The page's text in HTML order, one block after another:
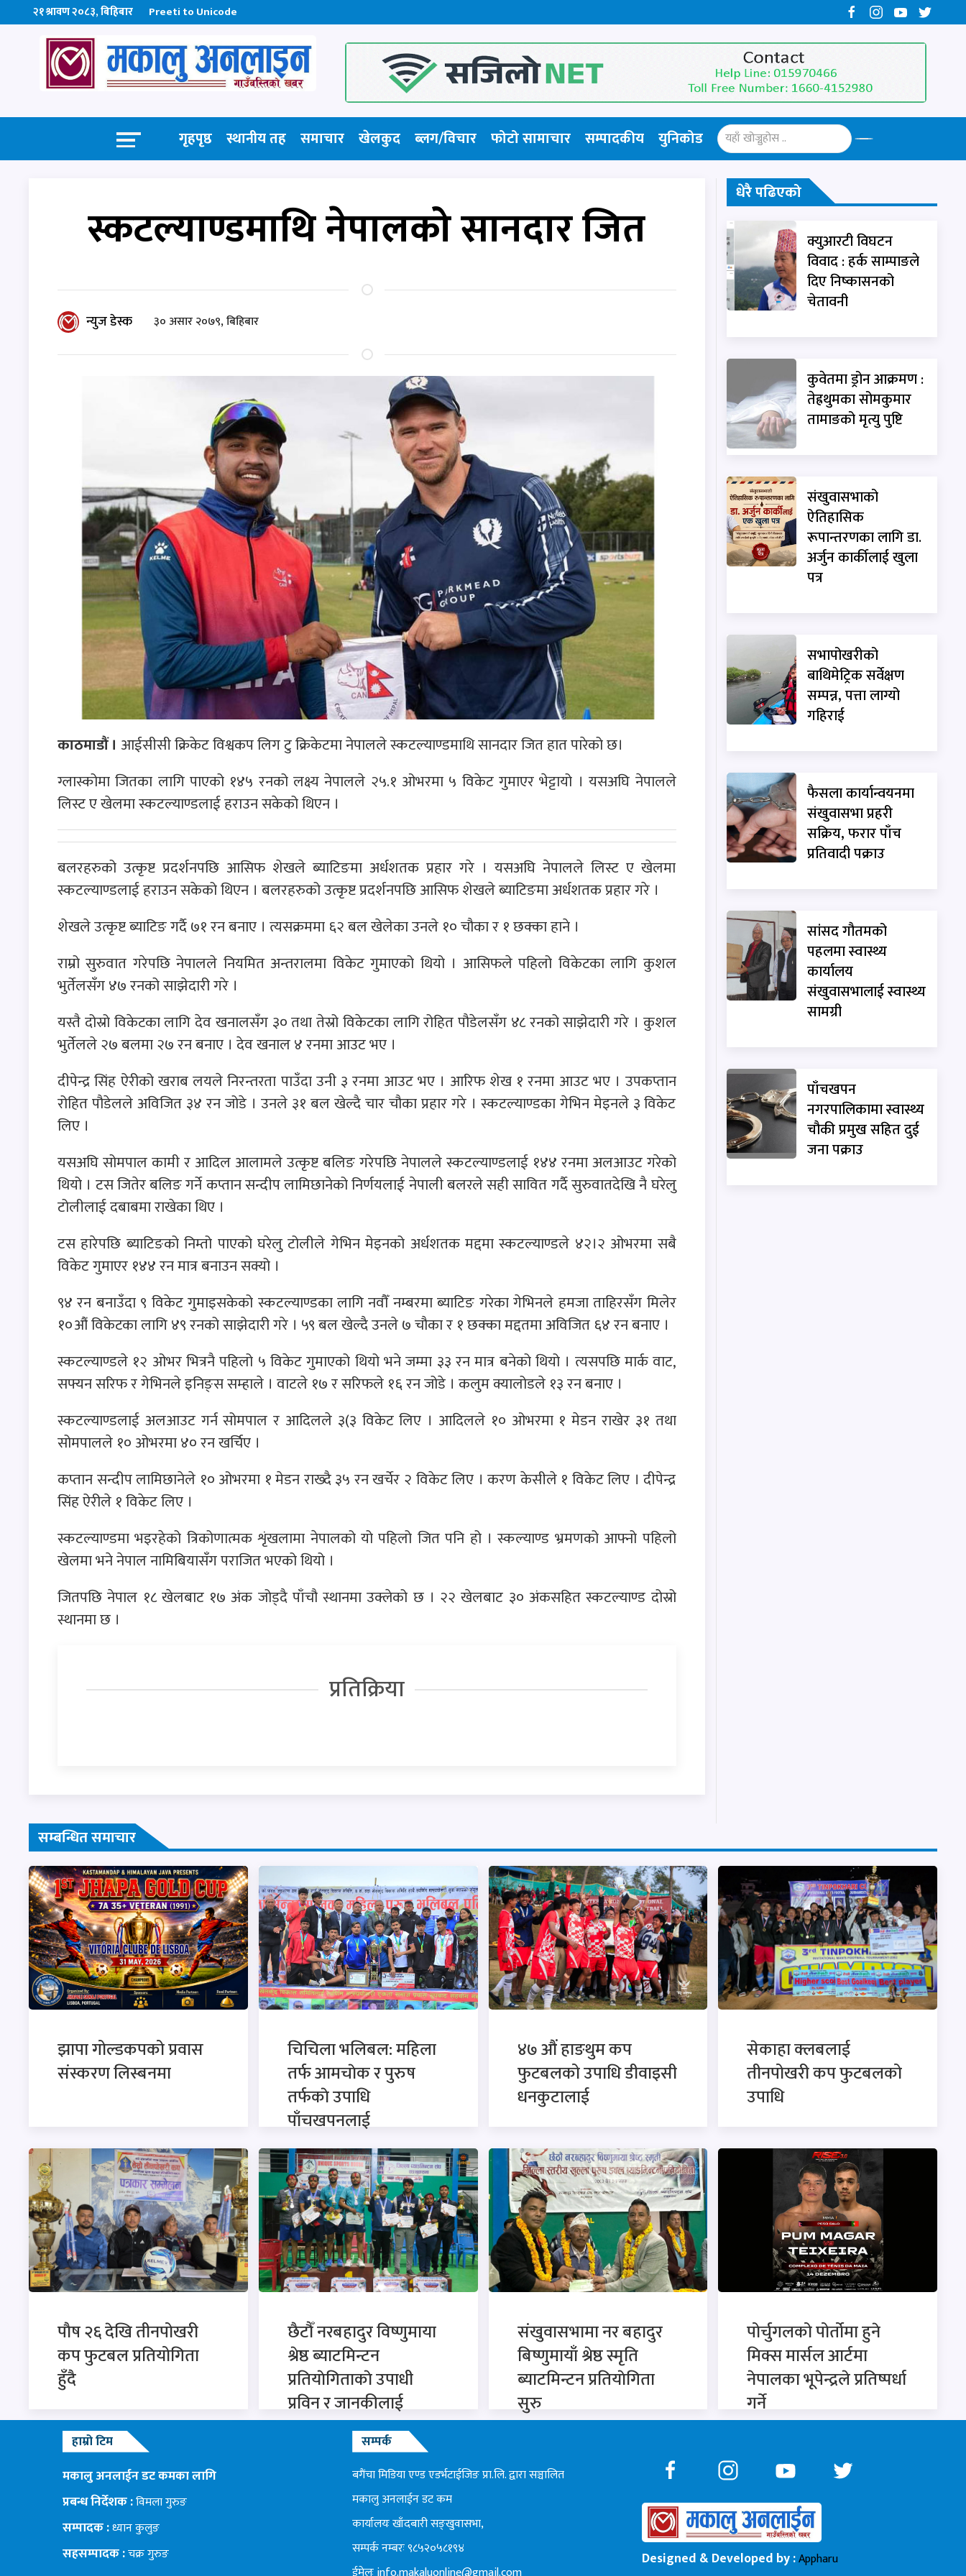
२१ श्रावण २०८३, बिहिबार Preeti to Unicode
गृहपृष्ठ स्थानीय तह समाचार खेलकुद ब्लग/विचार फोटो सामाचार​ सम्पादकीय युनिकोड
स्कटल्याण्डमाथि नेपालको सानदार जित
न्युज डेस्क ३० असार २०७९, बिहिबार
काठमाडौं । आईसीसी क्रिकेट विश्वकप लिग टु क्रिकेटमा नेपालले स्कटल्याण्डमाथि सानदार जित हात पारेको छ।
ग्लास्कोमा जितका लागि पाएको १४५ रनको लक्ष्य नेपालले २५.१ ओभरमा ५ विकेट गुमाएर भेट्टायो । यसअघि नेपालले
लिस्ट ए खेलमा स्कटल्याण्डलाई हराउन सकेको थिएन ।
बलरहरुको उत्कृष्ट प्रदर्शनपछि आसिफ शेखले ब्याटिङमा अर्धशतक प्रहार गरे । यसअघि नेपालले लिस्ट ए खेलमा
स्कटल्याण्डलाई हराउन सकेको थिएन । बलरहरुको उत्कृष्ट प्रदर्शनपछि आसिफ शेखले ब्याटिङमा अर्धशतक प्रहार गरे ।
शेखले उत्कृष्ट ब्याटिङ गर्दै ७१ रन बनाए । त्यसक्रममा ६२ बल खेलेका उनले १० चौका र १ छक्का हाने ।
राम्रो सुरुवात गरेपछि नेपालले नियमित अन्तरालमा विकेट गुमाएको थियो । आसिफले पहिलो विकेटका लागि कुशल
भुर्तेलसँग ४७ रनको साझेदारी गरे ।
यस्तै दोस्रो विकेटका लागि देव खनालसँग ३० तथा तेस्रो विकेटका लागि रोहित पौडेलसँग ४८ रनको साझेदारी गरे । कुशल
भुर्तेलले २७ बलमा २७ रन बनाए । देव खनाल ४ रनमा आउट भए ।
दीपेन्द्र सिंह ऐरीको खराब लयले निरन्तरता पाउँदा उनी ३ रनमा आउट भए । आरिफ शेख १ रनमा आउट भए । उपकप्तान
रोहित पौडेलले अविजित ३४ रन जोडे । उनले ३१ बल खेल्दै चार चौका प्रहार गरे । स्कटल्याण्डका गेभिन मेइनले ३ विकेट
लिए ।
यसअघि सोमपाल कामी र आदिल आलामले उत्कृष्ट बलिङ गरेपछि नेपालले स्कटल्याण्डलाई १४४ रनमा अलआउट गरेको
थियो । टस जितेर बलिङ गर्ने कप्तान सन्दीप लामिछानेको निर्णयलाई नेपाली बलरले सही सावित गर्दै सुरुवातदेखि नै घरेलु
टोलीलाई दबाबमा राखेका थिए ।
टस हारेपछि ब्याटिङको निम्तो पाएको घरेलु टोलीले गेभिन मेइनको अर्धशतक मद्दमा स्कटल्याण्डले ४२।२ ओभरमा सबै
विकेट गुमाएर १४४ रन मात्र बनाउन सक्यो ।
९४ रन बनाउँदा ९ विकेट गुमाइसकेको स्कटल्याण्डका लागि नवौँ नम्बरमा ब्याटिङ गरेका गेभिनले हमजा ताहिरसँग मिलेर
१०औं विकेटका लागि ४९ रनको साझेदारी गरे । ५९ बल खेल्दै उनले ७ चौका र १ छक्का मद्दतमा अविजित ६४ रन बनाए ।
स्कटल्याण्डले १२ ओभर भित्रनै पहिलो ५ विकेट गुमाएको थियो भने जम्मा ३३ रन मात्र बनेको थियो । त्यसपछि मार्क वाट,
सफ्यन सरिफ र गेभिनले इनिङ्स सम्हाले । वाटले १७ र सरिफले १६ रन जोडे । कलुम क्यालोडले १३ रन बनाए ।
स्कटल्याण्डलाई अलआउट गर्न सोमपाल र आदिलले ३(३ विकेट लिए । आदिलले १० ओभरमा १ मेडन राखेर ३१ तथा
सोमपालले १० ओभरमा ४० रन खर्चिए ।
कप्तान सन्दीप लामिछानेले १० ओभरमा १ मेडन राख्दै ३५ रन खर्चेर २ विकेट लिए । करण केसीले १ विकेट लिए । दीपेन्द्र
सिंह ऐरीले १ विकेट लिए ।
स्कटल्याण्डमा भइरहेको त्रिकोणात्मक शृंखलामा नेपालको यो पहिलो जित पनि हो । स्कल्याण्ड भ्रमणको आफ्नो पहिलो
खेलमा भने नेपाल नामिबियासँग पराजित भएको थियो ।
जितपछि नेपाल १८ खेलबाट १७ अंक जोड्दै पाँचौ स्थानमा उक्लेको छ । २२ खेलबाट ३० अंकसहित स्कटल्याण्ड दोस्रो
स्थानमा छ ।
प्रतिक्रिया
धेरै पढिएको
क्युआरटी विघटन
विवाद : हर्क साम्पाङले
दिए निष्कासनको
चेतावनी
कुवेतमा ड्रोन आक्रमण :
तेह्रथुमका सोमकुमार
तामाङको मृत्यु पुष्टि
संखुवासभाको
ऐतिहासिक
रूपान्तरणका लागि डा.
अर्जुन कार्कीलाई खुला
पत्र
सभापोखरीको
बाथिमेट्रिक सर्वेक्षण
सम्पन्न, पत्ता लाग्यो
गहिराई
फैसला कार्यान्वयनमा
संखुवासभा प्रहरी
सक्रिय, फरार पाँच
प्रतिवादी पक्राउ
सांसद गौतमको
पहलमा स्वास्थ्य
कार्यालय
संखुवासभालाई स्वास्थ्य
सामग्री
पाँचखपन
नगरपालिकामा स्वास्थ्य
चौकी प्रमुख सहित दुई
जना पक्राउ
सम्बन्धित समाचार
झापा गोल्डकपको प्रवास
संस्करण लिस्बनमा
चिचिला भलिबल: महिला
तर्फ आमचाेक र पुरुष
तर्फकाे उपाधि
पाँचखपनलाई
४७ औं हाङथुम कप
फुटबलको उपाधि डीवाइसी
धनकुटालाई
सेकाहा क्लबलाई
तीनपोखरी कप फुटबलको
उपाधि
पाैष २६ देखि तीनपोखरी
कप फुटबल प्रतियोगिता
हुँदै
छैटाैँ नरबहादुर विष्णुमाया
श्रेष्ठ ब्याटमिन्टन
प्रतियाेगिताकाे उपाधी
प्रविन र जानकीलाई
संखुवासभामा नर बहादुर
बिष्णुमायाँ श्रेष्ठ स्मृति
ब्याटमिन्टन प्रतियाेगिता
सुरु
पोर्चुगलको पोर्तोमा हुने
मिक्स मार्सल आर्टमा
नेपालका भूपेन्द्रले प्रतिष्पर्धा
गर्ने
हाम्रो टिम
मकालु अनलाईन डट कमका लागि
प्रबन्ध निर्देशक :विमला गुरुङ
सम्पादक :ध्यान कुलुङ
सहसम्पादक :चक्र गुरुङ
सम्पर्क
बगैंचा मिडिया एण्ड एडर्भटाईजिङ प्रा.लि. द्वारा सञ्चालित
मकालु अनलाईन डट कम
कार्यालयः खाँदबारी सङ्खुवासभा,
सम्पर्क नम्बरः ९८५२०५८१९४
Designed & Developed by :Appharu